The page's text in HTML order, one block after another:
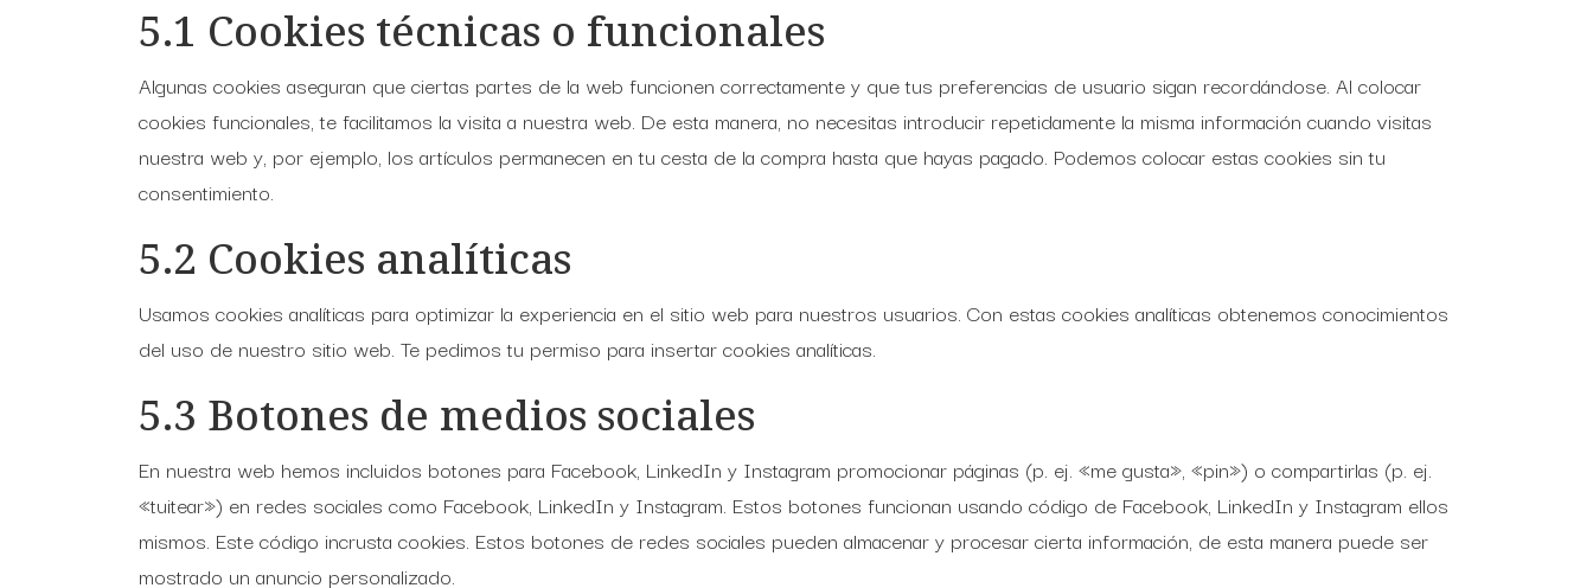
5.1 Cookies técnicas o funcionales
Algunas cookies aseguran que ciertas partes de la web funcionen correctamente y que tus preferencias de usuario sigan recordándose. Al colocar
cookies funcionales, te facilitamos la visita a nuestra web. De esta manera, no necesitas introducir repetidamente la misma información cuando visitas
nuestra web y, por ejemplo, los artículos permanecen en tu cesta de la compra hasta que hayas pagado. Podemos colocar estas cookies sin tu
consentimiento.
5.2 Cookies analíticas
Usamos cookies analíticas para optimizar la experiencia en el sitio web para nuestros usuarios. Con estas cookies analíticas obtenemos conocimientos
del uso de nuestro sitio web. Te pedimos tu permiso para insertar cookies analíticas.
5.3 Botones de medios sociales
En nuestra web hemos incluidos botones para Facebook, LinkedIn y Instagram promocionar páginas (p. ej. «me gusta», «pin») o compartirlas (p. ej.
«tuitear») en redes sociales como Facebook, LinkedIn y Instagram. Estos botones funcionan usando código de Facebook, LinkedIn y Instagram ellos
mismos. Este código incrusta cookies. Estos botones de redes sociales pueden almacenar y procesar cierta información, de esta manera puede ser
mostrado un anuncio personalizado.